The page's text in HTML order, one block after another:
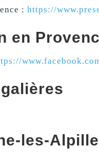
: https://
en
les-